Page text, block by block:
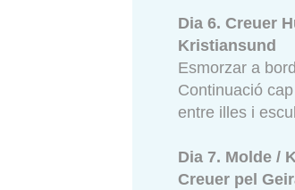
Dia 6. Creuer
Kristiansund
Esmorzar a
Continuació
entre illes i
Dia 7. Molde /
Creuer pel